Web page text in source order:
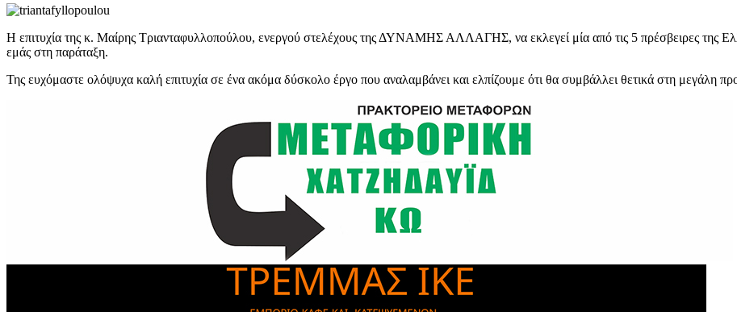
Η επιτυχία της κ. Μαίρης Τριανταφυλλοπούλου, ενεργού στελέχους της ΔΥΝΑΜΗΣ ΑΛΛΑΓΗΣ, να εκλεγεί μία από τις 5 πρέσβειρες της
εμάς στη παράταξη.
Της ευχόμαστε ολόψυχα καλή επιτυχία σε ένα ακόμα δύσκολο έργο που αναλαμβάνει και ελπίζουμε ότι θα συμβάλλει θετικά στη μεγάλη